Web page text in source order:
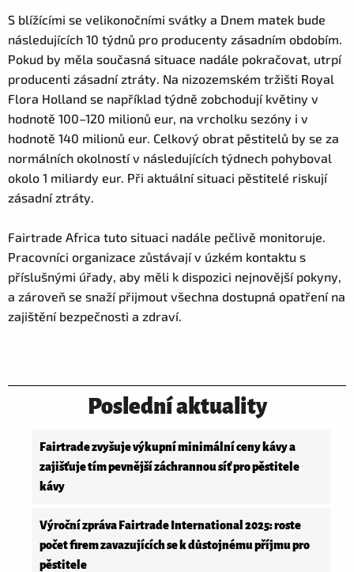
Poslední aktuality
Fairtrade zvyšuje výkupní minimální ceny kávy a
zajišťuje tím pevnější záchrannou síť pro pěstitele
kávy
Výroční zpráva Fairtrade International 2025: roste
počet firem zavazujících se k důstojnému příjmu pro
pěstitele
S blížícími se velikonočními svátky a Dnem matek bude
následujících 10 týdnů pro producenty zásadním obdobím.
Pokud by měla současná situace nadále pokračovat, utrpí
producenti zásadní ztráty. Na nizozemském tržišti Royal
Flora Holland se například týdně zobchodují květiny v
hodnotě 100–120 milionů eur, na vrcholku sezóny i v
hodnotě 140 milionů eur. Celkový obrat pěstitelů by se za
normálních okolností v následujících týdnech pohyboval
okolo 1 miliardy eur. Při aktuální situaci pěstitelé riskují
zásadní ztráty.
Fairtrade Africa tuto situaci nadále pečlivě monitoruje.
Pracovníci organizace zůstávají v úzkém kontaktu s
příslušnými úřady, aby měli k dispozici nejnovější pokyny,
a zároveň se snaží přijmout všechna dostupná opatření na
zajištění bezpečnosti a zdraví.